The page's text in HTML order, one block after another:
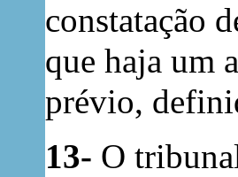
constatação
que haja um
prévio,
13- O